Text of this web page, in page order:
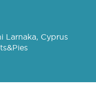
Larnaka, Cyprus